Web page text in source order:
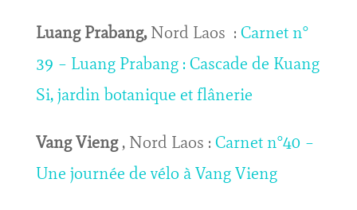
Luang Prabang,Nord Laos : Carnet n°
39 – Luang Prabang : Cascade de Kuang
Si, jardin botanique et flânerie
Vang Vieng, Nord Laos : Carnet n°40 –
Une journée de vélo à Vang Vieng